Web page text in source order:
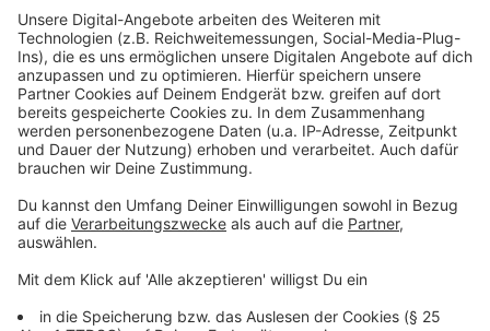
Es gibt aber Nachteile bei solchen Programmen.
"Wenn wir von solchen Apps reden, dann sind die
meistens von relativ unbekannten Entwicklern. Da
muss man sich fragen, ob man einer Firma, die gänzlich
André Kramer von der Computerzeitschrift"c’t". Des
Weiteren weist der Experte darauf hin, dass es
Intelligenz qualitativ schlecht sind, für das
menschliche Auge es aber nicht sind, mitentfernt